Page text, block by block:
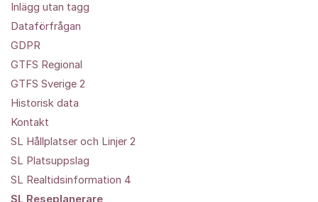
Inlägg utan tagg
Dataförfrågan
GDPR
GTFS Regional
GTFS Sverige 2
Historisk data
Kontakt
SL Hållplatser och Linjer 2
SL Platsuppslag
SL Realtidsinformation 4
SL Reseplanerare